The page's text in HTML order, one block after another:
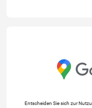
Entscheiden Sie sich zur